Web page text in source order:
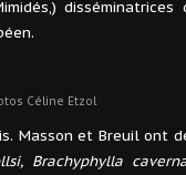
Céline Etzol
Masson et Breuil ont
Brachyphylla